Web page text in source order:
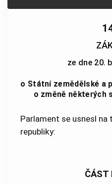
ze dne 20.
o Státní zemědělské a
o změně některých
Parlament se usnesl
republiky:
ČÁST